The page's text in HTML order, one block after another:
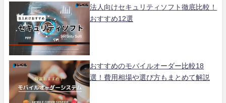
法人向けセキュリティソフト徹底比較！
おすすめ12選
おすすめのモバイルオーダー比較18
選！費用相場や選び方もまとめて解説